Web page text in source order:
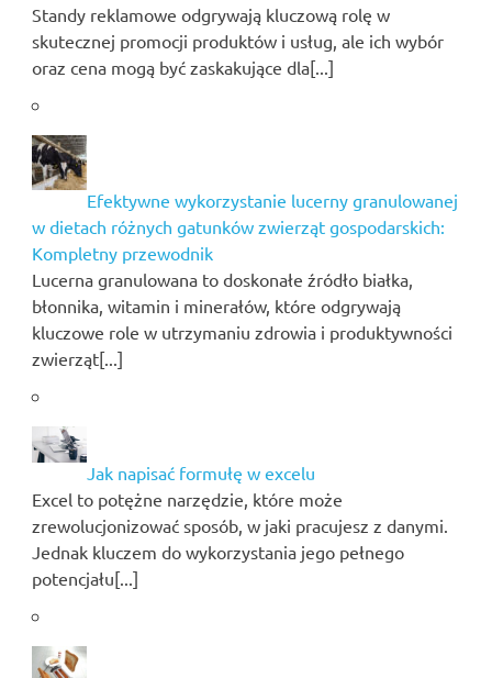
Standy reklamowe odgrywają kluczową rolę w
skutecznej promocji produktów i usług, ale ich wybór
oraz cena mogą być zaskakujące dla[...]
Efektywne wykorzystanie lucerny granulowanej
w dietach różnych gatunków zwierząt gospodarskich:
Kompletny przewodnik
Lucerna granulowana to doskonałe źródło białka,
błonnika, witamin i minerałów, które odgrywają
kluczowe role w utrzymaniu zdrowia i produktywności
zwierząt[...]
Jak napisać formułę w excelu
Excel to potężne narzędzie, które może
zrewolucjonizować sposób, w jaki pracujesz z danymi.
Jednak kluczem do wykorzystania jego pełnego
potencjału[...]